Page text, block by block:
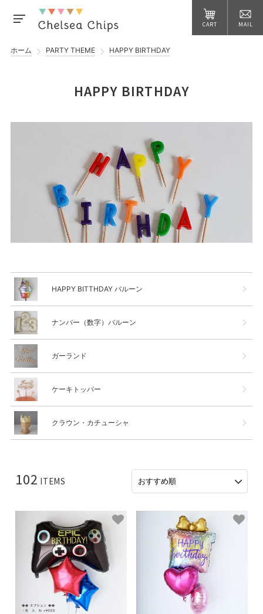
CART MAIL
ホーム PARTY THEME HAPPY BIRTHDAY
HAPPY BIRTHDAY
HAPPY BITTHDAY バルーン
ナンバー（数字）バルーン
ガーランド
ケーキトッパー
クラウン・カチューシャ
102 ITEMS